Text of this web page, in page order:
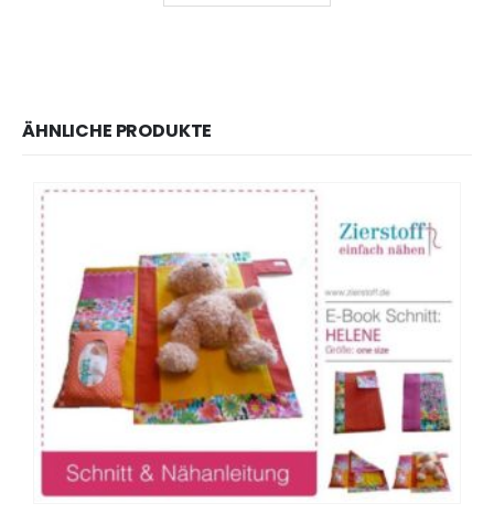
ÄHNLICHE PRODUKTE